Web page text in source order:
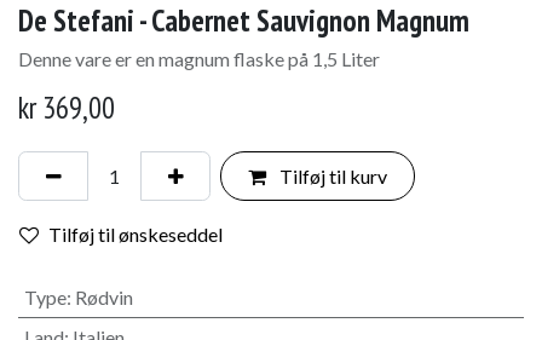
De Stefani - Cabernet Sauvignon Magnum
Denne vare er en magnum flaske på 1,5 Liter
kr369,00
Tilføj til kurv
Tilføj til ønskeseddel
Type: Rødvin